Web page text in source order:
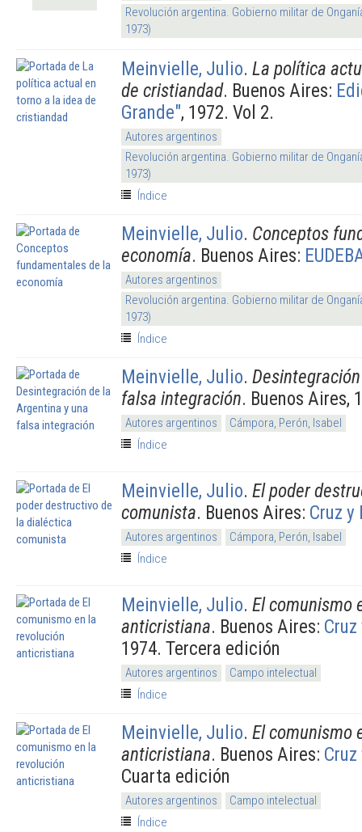
Revolución argentina. Gobierno militar de
1973)
Meinvielle, Julio. La política
de cristiandad. Buenos Aires:
Grande", 1972. Vol 2.
Autores argentinos
Revolución argentina. Gobierno militar de
1973)
Índice
Meinvielle, Julio. Conceptos
economía. Buenos Aires:
Autores argentinos
Revolución argentina. Gobierno militar de
1973)
Índice
Meinvielle, Julio.
falsa integración. Buenos Aires,
Autores argentinos
Cámpora, Perón, Isabel
Índice
Meinvielle, Julio. El poder
comunista. Buenos Aires: Cruz y
Autores argentinos
Cámpora, Perón, Isabel
Índice
Meinvielle, Julio. El comunismo
anticristiana. Buenos Aires:
1974. Tercera edición
Autores argentinos
Campo intelectual
Índice
Meinvielle, Julio. El comunismo
anticristiana. Buenos Aires:
Cuarta edición
Autores argentinos
Campo intelectual
Índice